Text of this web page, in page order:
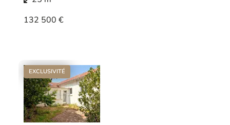
132 500 €
EXCLUSIVITÉ